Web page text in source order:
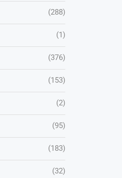
(288)
(1)
(376)
(153)
(2)
(95)
(183)
(32)